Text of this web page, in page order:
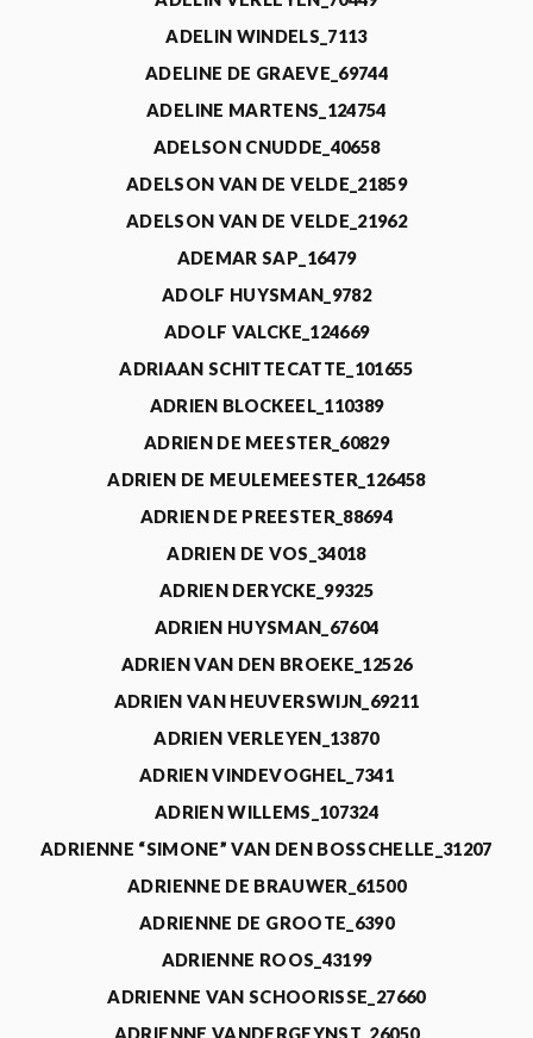
ADELIN WINDELS_7113
ADELINE DE GRAEVE_69744
ADELINE MARTENS_124754
ADELSON CNUDDE_40658
ADELSON VAN DE VELDE_21859
ADELSON VAN DE VELDE_21962
ADEMAR SAP_16479
ADOLF HUYSMAN_9782
ADOLF VALCKE_124669
ADRIAAN SCHITTECATTE_101655
ADRIEN BLOCKEEL_110389
ADRIEN DE MEESTER_60829
ADRIEN DE MEULEMEESTER_126458
ADRIEN DE PREESTER_88694
ADRIEN DE VOS_34018
ADRIEN DERYCKE_99325
ADRIEN HUYSMAN_67604
ADRIEN VAN DEN BROEKE_12526
ADRIEN VAN HEUVERSWIJN_69211
ADRIEN VERLEYEN_13870
ADRIEN VINDEVOGHEL_7341
ADRIEN WILLEMS_107324
ADRIENNE “SIMONE” VAN DEN BOSSCHELLE_31207
ADRIENNE DE BRAUWER_61500
ADRIENNE DE GROOTE_6390
ADRIENNE ROOS_43199
ADRIENNE VAN SCHOORISSE_27660
ADRIENNE VANDERGEYNST_26050